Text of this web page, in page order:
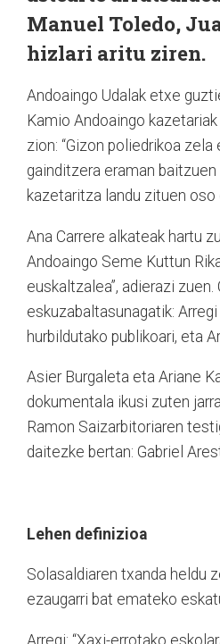
Manuel Toledo,
hizlari aritu ziren.
Andoaingo Udalak etxe
Kamio Andoaingo
zion: “Gizon poliedrikoa
gainditzera eraman
kazetaritza landu zituen oso
Ana Carrere alkateak hartu
Andoaingo Seme Kuttun
euskaltzalea”, adierazi
eskuzabaltasunagatik:
hurbildutako publikoari, eta
Asier Burgaleta eta Ariane
dokumentala ikusi zuten
Ramon Saizarbitoriaren
daitezke bertan: Gabriel
Lehen definizioa
Solasaldiaren txanda heldu
ezaugarri bat emateko
Arregi: “Xaxi-errotako